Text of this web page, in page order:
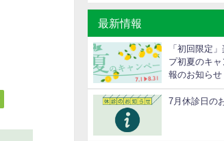
最新情報
「初回限定
プ初夏のキ
報のお知らせ
7月休診日の